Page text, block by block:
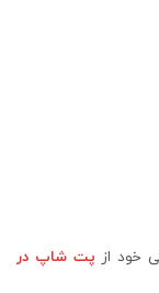
خود از پت شاپ در